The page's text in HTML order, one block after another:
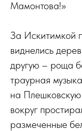
Мамонтова!»
За Искитимкой
виднелись
другую – роща
траурная
на Плешковскую
вокруг
размеченные